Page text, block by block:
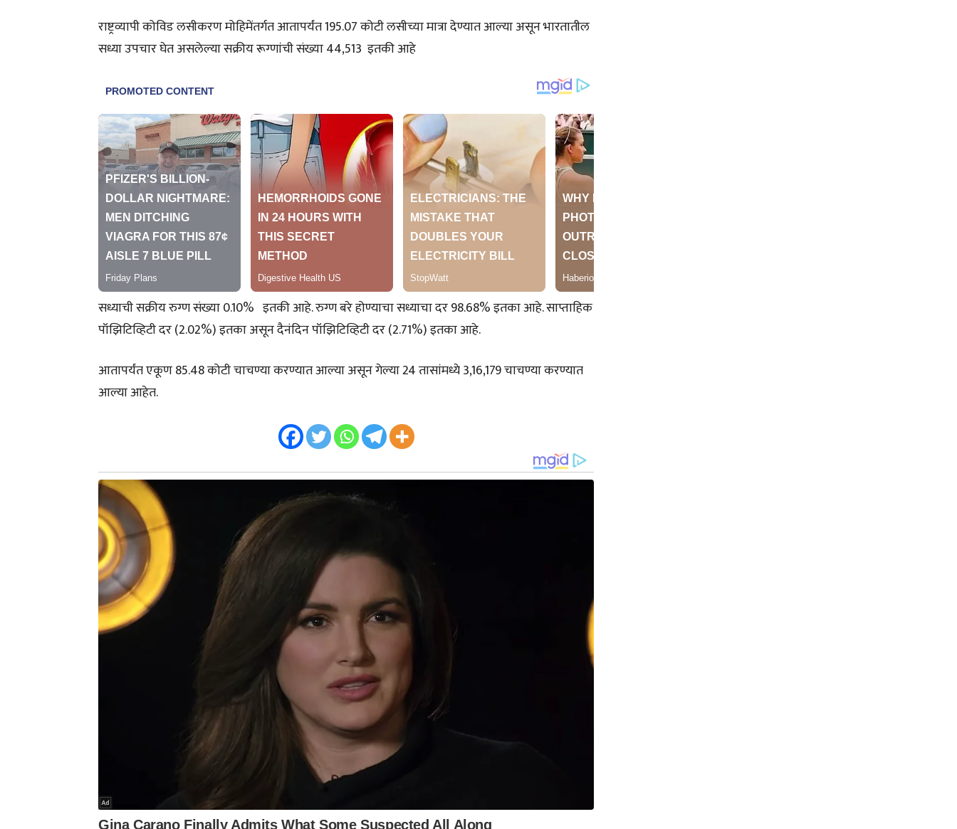
राष्ट्रव्यापी कोविड लसीकरण मोहिमेंतर्गत आतापर्यंत 195.07 कोटी लसीच्या मात्रा देण्यात आल्या असून भारतातील
सध्या उपचार घेत असलेल्या सक्रीय रूग्णांची संख्या 44,513 इतकी आहे
सध्याची सक्रीय रुग्ण संख्या 0.10% इतकी आहे. रुग्ण बरे होण्याचा सध्याचा दर 98.68% इतका आहे. साप्ताहिक
पॉझिटिव्हिटी दर (2.02%) इतका असून दैनंदिन पॉझिटिव्हिटी दर (2.71%) इतका आहे.
आतापर्यंत एकूण 85.48 कोटी चाचण्या करण्यात आल्या असून गेल्या 24 तासांमध्ये 3,16,179 चाचण्या करण्यात
आल्या आहेत.